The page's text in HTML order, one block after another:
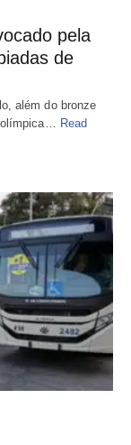
pela
de
além do bronze
Read